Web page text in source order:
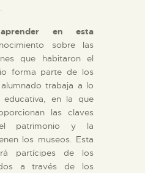
en esta
sobre las
que habitaron el
forma parte de los
trabaja a lo
en la que
las claves
patrimonio y la
los museos. Esta
partícipes de los
a través de los